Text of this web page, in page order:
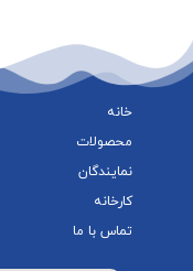
خانه
محصولات
نمایندگان
کارخانه
تماس با ما